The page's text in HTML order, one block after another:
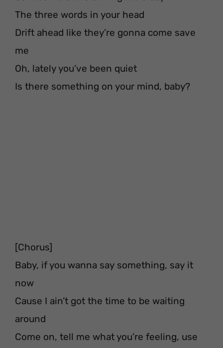
The three words in your head
Drift ahead like they’re gonna come save
me
Oh, lately you’ve been quiet
Is there something on your mind, baby?
[Chorus]
Baby, if you wanna say something, say it
now
Cause I ain’t got the time to be waiting
around
Come on, tell me what you’re feeling, use